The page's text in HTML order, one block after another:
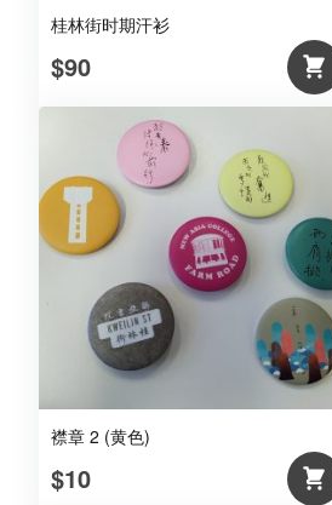
桂林街时期汗衫
$90
襟章 2 (黄色)
$10